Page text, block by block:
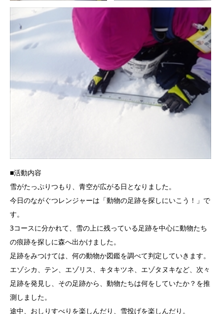
■活動内容
雪がたっぷりつもり、青空が広がる日となりました。
今日のながぐつレンジャーは「動物の足跡を探しにいこう！」で
す。
3コースに分かれて、雪の上に残っている足跡を中心に動物たち
の痕跡を探しに森へ出かけました。
足跡をみつけては、何の動物か図鑑を調べて判定していきます。
エゾシカ、テン、エゾリス、キタキツネ、エゾタヌキなど、次々
足跡を発見し、その足跡から、動物たちは何をしていたか？を推
測しました。
途中、おしりすべりを楽しんだり、雪投げを楽しんだり。